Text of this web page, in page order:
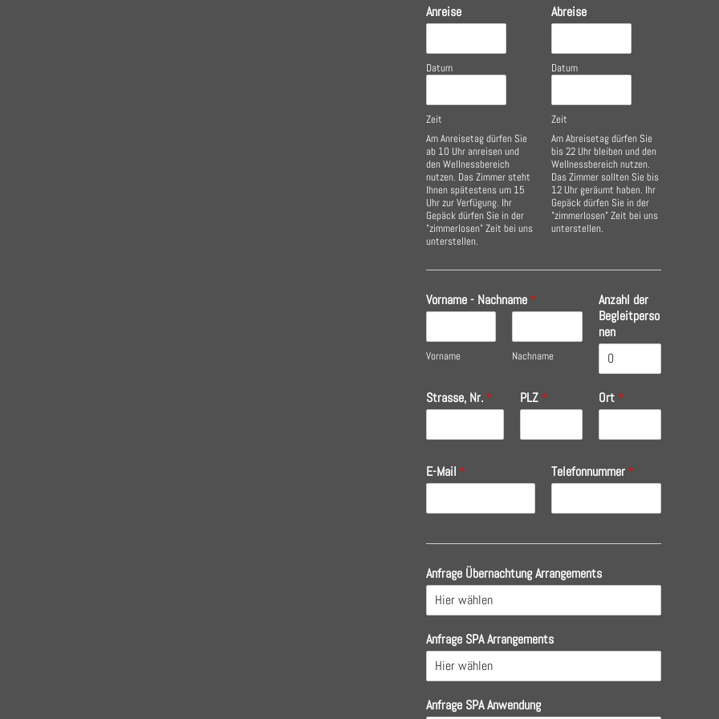
Anreise
Datum
Zeit
Am Anreisetag dürfen Sie
ab 10 Uhr anreisen und
den Wellnessbereich
nutzen. Das Zimmer steht
Ihnen spätestens um 15
Uhr zur Verfügung. Ihr
Gepäck dürfen Sie in der
"zimmerlosen" Zeit bei uns
unterstellen.
Abreise
Datum
Zeit
Am Abreisetag dürfen Sie
bis 22 Uhr bleiben und den
Wellnessbereich nutzen.
Das Zimmer sollten Sie bis
12 Uhr geräumt haben. Ihr
Gepäck dürfen Sie in der
"zimmerlosen" Zeit bei uns
unterstellen.
Vorname - Nachname *
Vorname Nachname
Anzahl der
Begleitperso
nen
Strasse, Nr. * PLZ * Ort *
E-Mail * Telefonnummer *
Anfrage Übernachtung Arrangements
Anfrage SPA Arrangements
Anfrage SPA Anwendung